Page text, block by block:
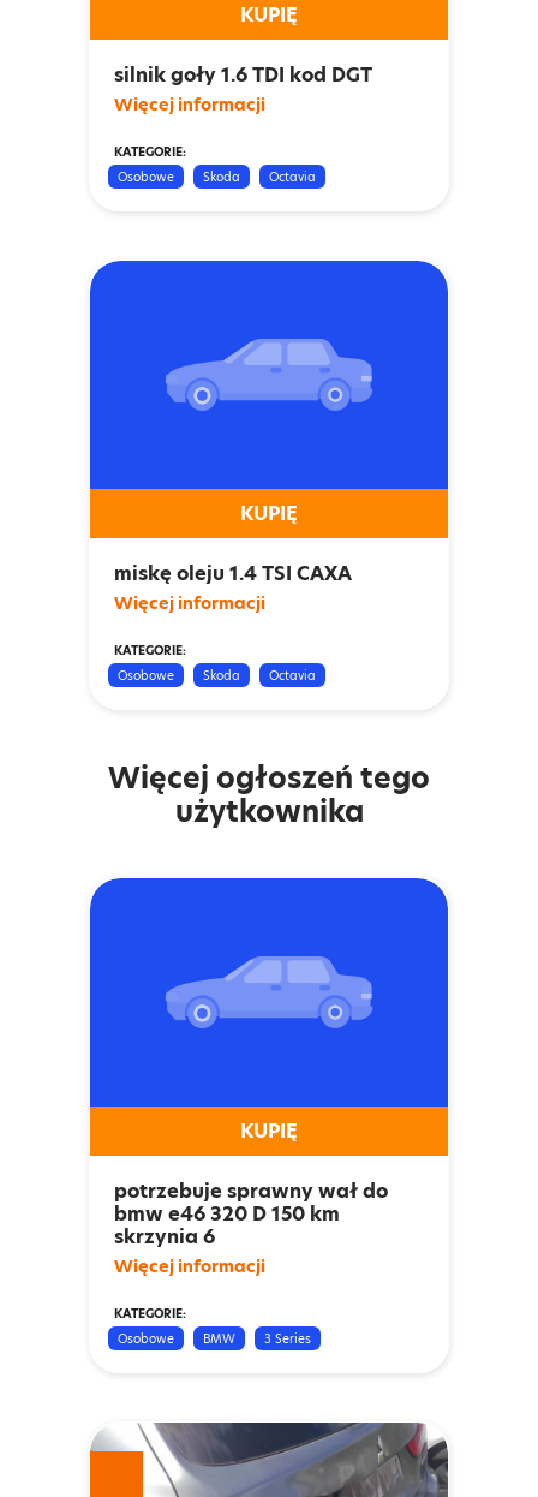
KUPIĘ
silnik goły 1.6 TDI kod DGT
Więcej informacji
KATEGORIE:
Osobowe
Skoda Octavia
KUPIĘ
miskę oleju 1.4 TSI CAXA
Więcej informacji
KATEGORIE:
Osobowe
Skoda Octavia
Więcej ogłoszeń tego
użytkownika
KUPIĘ
potrzebuje sprawny wał do
bmw e46 320 D 150 km
skrzynia 6
Więcej informacji
KATEGORIE:
Osobowe
BMW 3 Series